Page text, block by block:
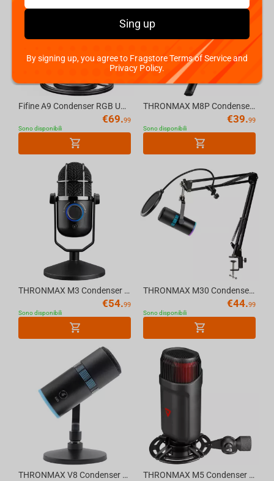
Fifine A9 Condenser RGB USB Microphone with 4 Polar Pattern, Black
€69.99
Sono disponibili
THRONMAX M8P Condenser RGB USB PULSE PRO 96KHZ Microphone, Black
€39.99
Sono disponibili
THRONMAX M3 Condenser USB MDRILL DOME JET 48kHz Microphone, Black
€54.99
Sono disponibili
THRONMAX M30 Condenser RGB USB CAPSULE KITS Microphone, Black
€44.99
Sono disponibili
THRONMAX V8 Condenser RGB USB 96KHZ CAPSULE Microphone, Black THRONMAX M5 Condenser XLR MDRILL ZONE Microphone, Black
Sing up
By signing up, you agree to Fragstore Terms of Service and
Privacy Policy.